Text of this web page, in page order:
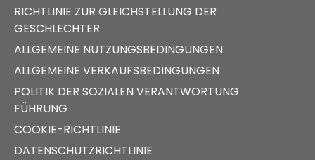
RICHTLINIE ZUR GLEICHSTELLUNG DER
GESCHLECHTER
ALLGEMEINE NUTZUNGSBEDINGUNGEN
ALLGEMEINE VERKAUFSBEDINGUNGEN
POLITIK DER SOZIALEN VERANTWORTUNG
FÜHRUNG
COOKIE-RICHTLINIE
DATENSCHUTZRICHTLINIE